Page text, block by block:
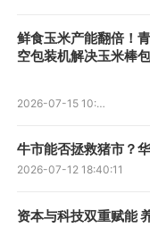
鲜食玉米产能翻倍！
空包装机解决玉米棒
2026-07-15 10:46:50
牛市能否拯救猪市？
2026-07-12 18:40:11
资本与科技双重赋能